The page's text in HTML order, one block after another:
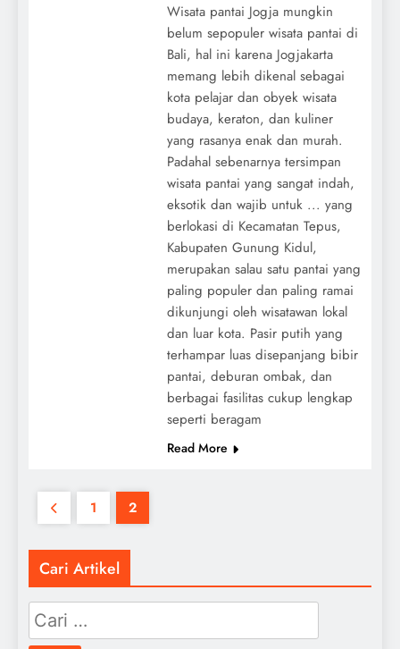
Wisata pantai Jogja mungkin
belum sepopuler wisata pantai di
Bali, hal ini karena Jogjakarta
memang lebih dikenal sebagai
kota pelajar dan obyek wisata
budaya, keraton, dan kuliner
yang rasanya enak dan murah.
Padahal sebenarnya tersimpan
wisata pantai yang sangat indah,
eksotik dan wajib untuk ... yang
berlokasi di Kecamatan Tepus,
Kabupaten Gunung Kidul,
merupakan salau satu pantai yang
paling populer dan paling ramai
dikunjungi oleh wisatawan lokal
dan luar kota. Pasir putih yang
terhampar luas disepanjang bibir
pantai, deburan ombak, dan
berbagai fasilitas cukup lengkap
seperti beragam
Read More
1 2
Cari Artikel
Cari
untuk: